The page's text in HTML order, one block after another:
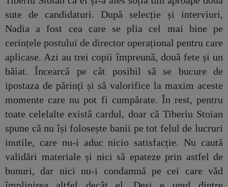
sute de candidaturi. După selecție și interviuri,
Nadia a fost cea care se plia cel mai bine pe
cerințele postului de director operațional pentru care
aplicase. Azi au trei copii împreună, două fete și un
băiat. Încearcă pe cât posibil să se bucure de
ipostaza de părinți și să valorifice la maxim aceste
momente care nu pot fi cumpărate. În rest, pentru
toate celelalte există cardul, doar că Tiberiu Stoian
spune că nu își folosește banii pe tot felul de lucruri
inutile, care nu-i aduc nicio satisfacție. Nu caută
validări materiale și nici să epateze prin astfel de
bunuri, dar nici nu-i condamnă pe cei care văd